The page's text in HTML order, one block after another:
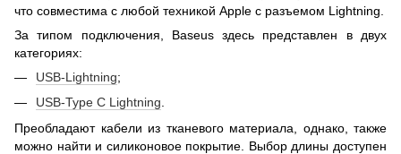
что совместима с любой техникой Apple с разъемом Lightning.
За типом подключения, Baseus здесь представлен в двух
категориях:
USB-Lightning;
USB-Type C Lightning.
Преобладают кабели из тканевого материала, однако, также
можно найти и силиконовое покрытие. Выбор длины доступен